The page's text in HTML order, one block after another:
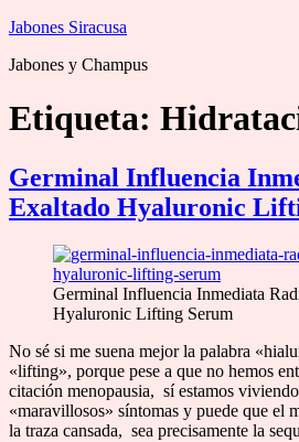
Saltar
contenido
Jabones Siracusa
Jabones y Champus
Etiqueta:
Germinal Influencia
Exaltado Hyaluronic
Germinal Influencia Inmediata
Hyaluronic Lifting Serum
No sé si me suena mejor la palabra
«lifting», porque pese a que no hemos
citación menopausia, sí estamos
«maravillosos» síntomas y puede que el
la traza cansada, sea precisamente la